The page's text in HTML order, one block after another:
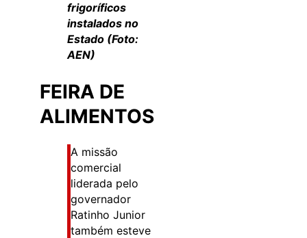
frigoríficos
instalados no
Estado (Foto:
AEN)
FEIRA DE
ALIMENTOS
A missão
comercial
liderada pelo
governador
Ratinho Junior
também esteve